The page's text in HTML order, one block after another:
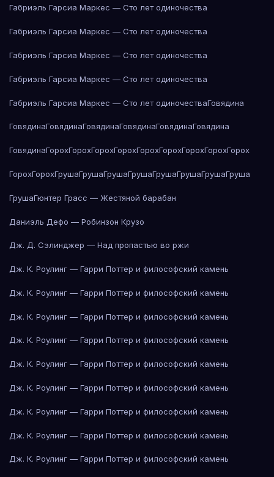
Габриэль Гарсиа Маркес — Сто лет одиночества
Габриэль Гарсиа Маркес — Сто лет одиночества
Габриэль Гарсиа Маркес — Сто лет одиночества
Габриэль Гарсиа Маркес — Сто лет одиночества
Габриэль Гарсиа Маркес — Сто лет одиночестваГовядина
ГовядинаГовядинаГовядинаГовядинаГовядинаГовядина
ГовядинаГорохГорохГорохГорохГорохГорохГорохГорохГорох
ГорохГорохГрушаГрушаГрушаГрушаГрушаГрушаГрушаГруша
ГрушаГюнтер Грасс — Жестяной барабан
Даниэль Дефо — Робинзон Крузо
Дж. Д. Сэлинджер — Над пропастью во ржи
Дж. К. Роулинг — Гарри Поттер и философский камень
Дж. К. Роулинг — Гарри Поттер и философский камень
Дж. К. Роулинг — Гарри Поттер и философский камень
Дж. К. Роулинг — Гарри Поттер и философский камень
Дж. К. Роулинг — Гарри Поттер и философский камень
Дж. К. Роулинг — Гарри Поттер и философский камень
Дж. К. Роулинг — Гарри Поттер и философский камень
Дж. К. Роулинг — Гарри Поттер и философский камень
Дж. К. Роулинг — Гарри Поттер и философский камень